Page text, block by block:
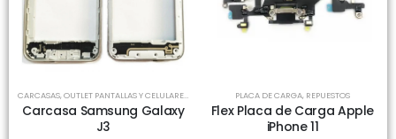
CARCASAS,OUTLET PANTALLAS Y CELULARES
Carcasa Samsung Galaxy
J3
PLACA DE CARGA, REPUESTOS
Flex Placa de Carga Apple
iPhone 11